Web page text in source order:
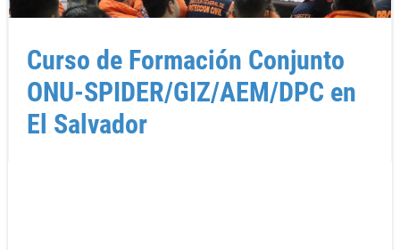
Curso de Formación Conjunto
ONU-SPIDER/GIZ/AEM/DPC en
El Salvador